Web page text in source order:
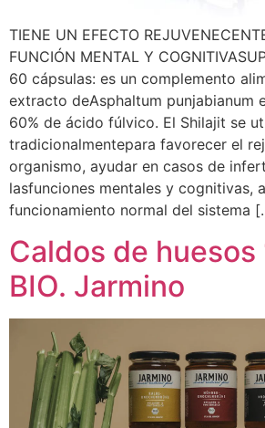
TIENE UN EFECTO
FUNCIÓN MENTAL Y
60 cápsulas: es un complemento
extracto deAsphaltum punjabianum
60% de ácido fúlvico. El Shilajit se
tradicionalmentepara favorecer el
organismo, ayudar en casos de
lasfunciones mentales y cognitivas,
funcionamiento normal del sistema
Caldos de huesos
BIO. Jarmino